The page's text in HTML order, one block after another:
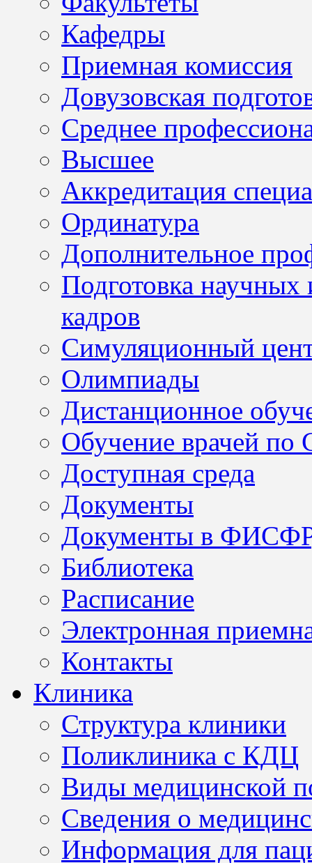
Кафедры
Приемная комиссия
Довузовская
Среднее
Высшее
Аккредитация
Ординатура
Дополнительное
Подготовка научных
кадров
Симуляционный
Олимпиады
Дистанционное
Обучение врачей по
Доступная среда
Документы
Документы в
Библиотека
Расписание
Электронная
Контакты
Клиника
Структура клиники
Поликлиника с КДЦ
Виды медицинской
Сведения о
Информация для